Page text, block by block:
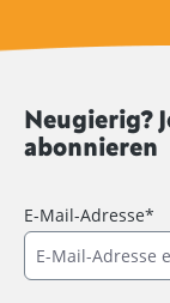
Neugierig?
abonnieren
E-Mail-Adresse*